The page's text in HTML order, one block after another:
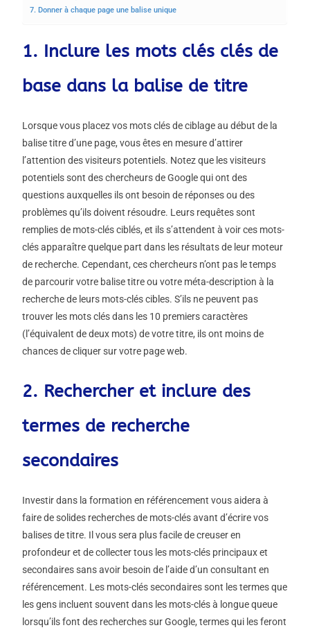
7. Donner à chaque page une balise unique
1. Inclure les mots clés clés de
base dans la balise de titre
Lorsque vous placez vos mots clés de ciblage au début de la
balise titre d’une page, vous êtes en mesure d’attirer
l’attention des visiteurs potentiels. Notez que les visiteurs
potentiels sont des chercheurs de Google qui ont des
questions auxquelles ils ont besoin de réponses ou des
problèmes qu’ils doivent résoudre. Leurs requêtes sont
remplies de mots-clés ciblés, et ils s’attendent à voir ces mots-
clés apparaître quelque part dans les résultats de leur moteur
de recherche. Cependant, ces chercheurs n’ont pas le temps
de parcourir votre balise titre ou votre méta-description à la
recherche de leurs mots-clés cibles. S’ils ne peuvent pas
trouver les mots clés dans les 10 premiers caractères
(l’équivalent de deux mots) de votre titre, ils ont moins de
chances de cliquer sur votre page web.
2. Rechercher et inclure des
termes de recherche
secondaires
Investir dans la formation en référencement vous aidera à
faire de solides recherches de mots-clés avant d’écrire vos
balises de titre. Il vous sera plus facile de creuser en
profondeur et de collecter tous les mots-clés principaux et
secondaires sans avoir besoin de l’aide d’un consultant en
référencement. Les mots-clés secondaires sont les termes que
les gens incluent souvent dans les mots-clés à longue queue
lorsqu’ils font des recherches sur Google, termes qui les feront